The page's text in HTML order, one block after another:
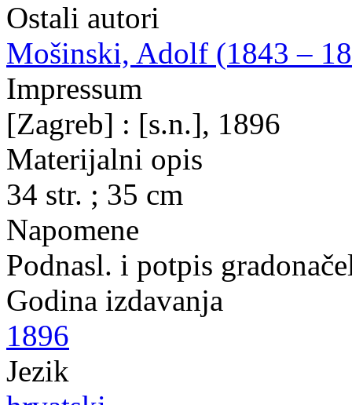
Ostali autori
Mošinski, Adolf (1843 –
Impressum
[Zagreb] : [s.n.], 1896
Materijalni opis
34 str. ; 35 cm
Napomene
Podnasl. i potpis
Godina izdavanja
1896
Jezik